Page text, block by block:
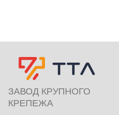
ЗАВОД КРУПНОГО
КРЕПЕЖА